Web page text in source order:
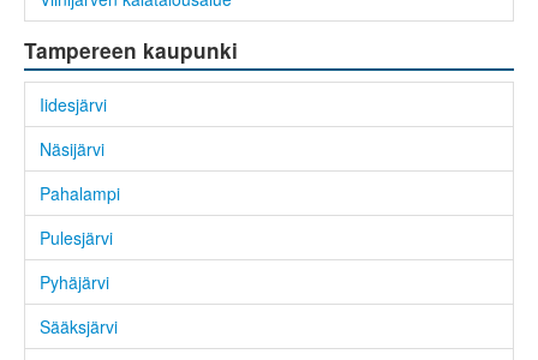
Tampereen kaupunki
Iidesjärvi
Näsijärvi
Pahalampi
Pulesjärvi
Pyhäjärvi
Sääksjärvi